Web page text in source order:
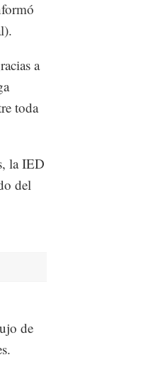
a
toda
la IED
del
de